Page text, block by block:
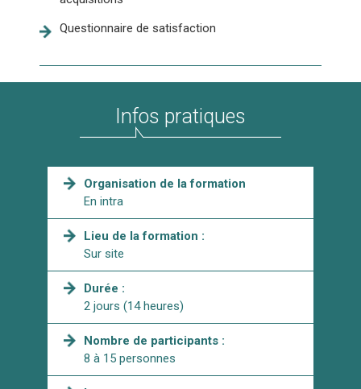
Questionnaire de satisfaction
Infos pratiques
Organisation de la formation
En intra
Lieu de la formation :
Sur site
Durée :
2 jours (14 heures)
Nombre de participants :
8 à 15 personnes